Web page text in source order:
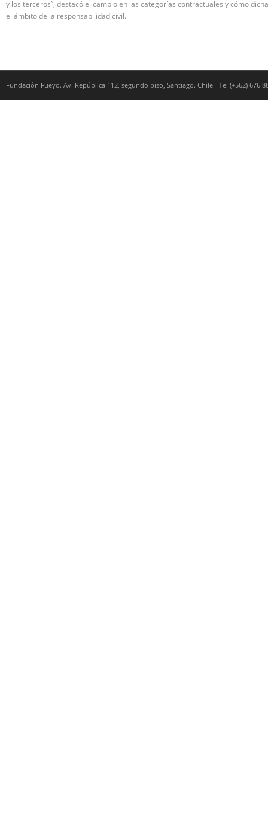
y los terceros”, destacó el cambio en las categorías contractuales y cómo
el ámbito de la responsabilidad civil.
Fundación Fueyo. Av. República 112, segundo piso, Santiago. Chile - Tel (+562) 676